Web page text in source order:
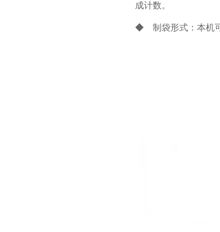
成计数。
◆ 制袋形式：本机